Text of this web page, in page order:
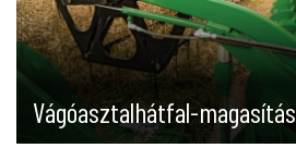
Vágóasztalhátfal-magasítás